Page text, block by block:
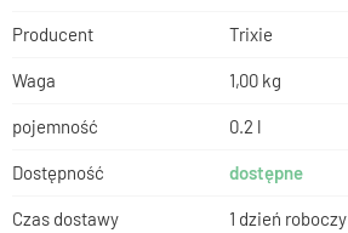
Producent Trixie
Waga 1,00 kg
pojemność 0.2 l
Dostępność dostępne
Czas dostawy 1 dzień roboczy